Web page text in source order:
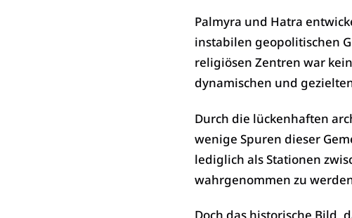
Palmyra und Hatra
instabilen geopolitischen
religiösen Zentren war
dynamischen und
Durch die lückenhaften
wenige Spuren dieser
lediglich als Stationen
wahrgenommen zu